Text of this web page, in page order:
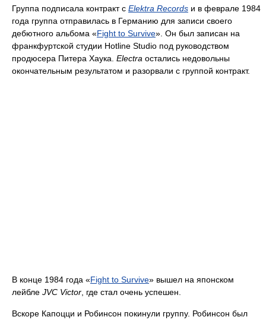
Группа подписала контракт с Elektra Records и в феврале 1984
года группа отправилась в Германию для записи своего
дебютного альбома «Fight to Survive». Он был записан на
франкфуртской студии Hotline Studio под руководством
продюсера Питера Хаука. Electra остались недовольны
окончательным результатом и разорвали с группой контракт.
В конце 1984 года «Fight to Survive» вышел на японском
лейбле JVC Victor , где стал очень успешен.
Вскоре Капоцци и Робинсон покинули группу. Робинсон был